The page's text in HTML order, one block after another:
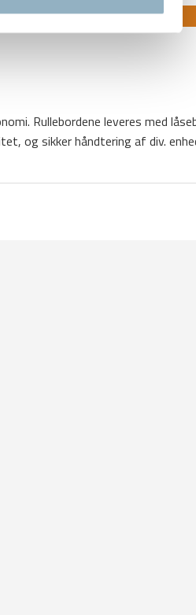
Rullebordene leveres med
og sikker håndtering af div.